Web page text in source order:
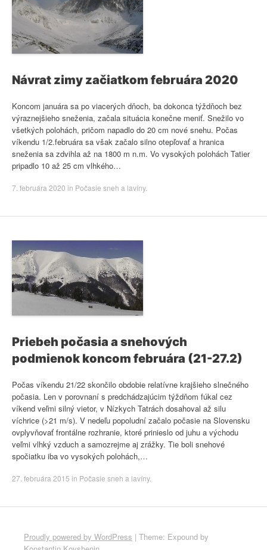
Návrat zimy začiatkom februára 2020
Koncom januára sa po viacerých dňoch, ba dokonca týždňoch bez
výraznejšieho sneženia, začala situácia konečne meniť. Snežilo vo
všetkých polohách, pričom napadlo do 20 cm nové snehu. Počas
víkendu 1/2.februára sa však začalo silno otepľovať a hranica
sneženia sa zdvihla až na 1800 m n.m. Vo vysokých polohách Tatier
pripadlo 10 až 25 cm vlhkého…
7. februára 2020 in Počasie sneh a lavíny.
Priebeh počasia a snehových
podmienok koncom februára (21-27.2)
Počas víkendu 21/22 skončilo obdobie relatívne krajšieho slnečného
počasia. Len v porovnaní s predchádzajúcim týždňom fúkal cez
víkend veľmi silný vietor, v Nízkych Tatrách dosahoval až silu
víchrice (>21 m/s). V nedeľu popoludní začalo počasie na Slovensku
ovplyvňovať frontálne rozhranie, ktoré prinieslo od juhu a východu
veľmi vlhký vzduch a samozrejme aj zrážky. Tie boli snehové
spočiatku iba vo vysokých polohách,…
27. februára 2015 in Počasie sneh a lavíny.
Proudly powered by WordPress | Theme: Expound by